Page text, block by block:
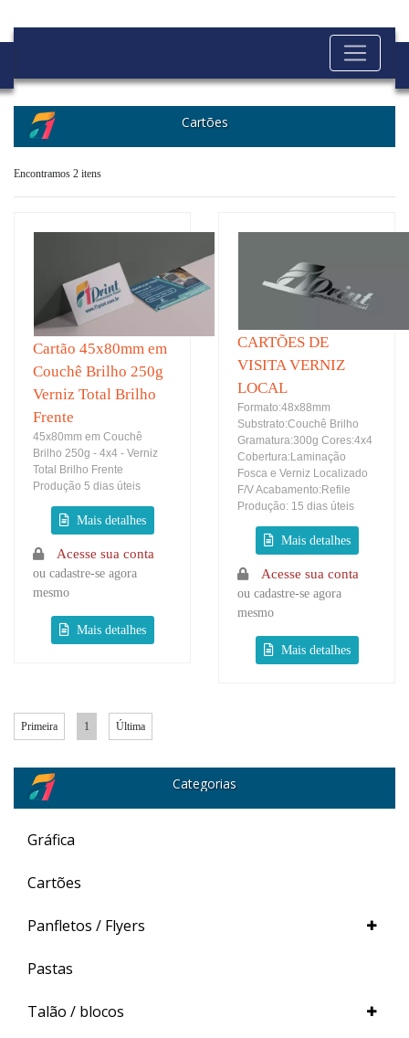
Categorias
Gráfica
Cartões
Panfletos / Flyers
Pastas
Talão / blocos
Cartões
Encontramos 2 itens
Cartão 45x80mm em
Couchê Brilho 250g
Verniz Total Brilho
Frente
45x80mm em Couchê
Brilho 250g - 4x4 - Verniz
Total Brilho Frente
Produção 5 dias úteis
Acesse sua conta
ou cadastre-se agora
mesmo
CARTÕES DE
VISITA VERNIZ
LOCAL
Formato:48x88mm
Substrato:Couchê Brilho
Gramatura:300g Cores:4x4
Cobertura:Laminação
Fosca e Verniz Localizado
F/V Acabamento:Refile
Produção: 15 dias úteis
Acesse sua conta
ou cadastre-se agora
mesmo
Primeira 1 Última